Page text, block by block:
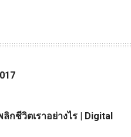
กชีวิตเราอย่างไร | Digital